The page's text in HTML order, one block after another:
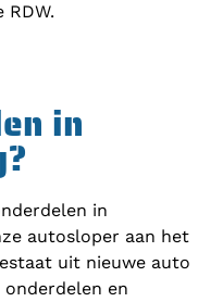
in
in
autosloper aan het
uit nieuwe auto
en